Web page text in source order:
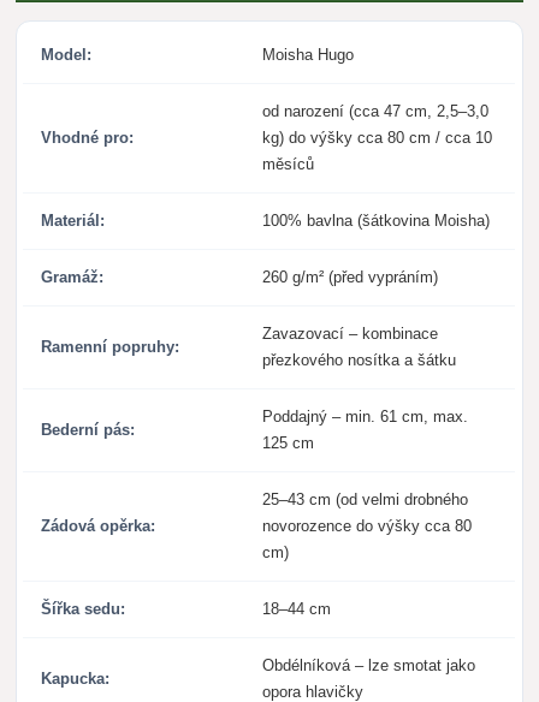
Model: Moisha Hugo
Vhodné pro:
od narození (cca 47 cm, 2,5–3,0
kg) do výšky cca 80 cm / cca 10
měsíců
Materiál: 100% bavlna (šátkovina Moisha)
Gramáž: 260 g/m² (před vypráním)
Ramenní popruhy:
Zavazovací – kombinace
přezkového nosítka a šátku
Bederní pás:
Poddajný – min. 61 cm, max.
125 cm
Zádová opěrka:
25–43 cm (od velmi drobného
novorozence do výšky cca 80
cm)
Šířka sedu: 18–44 cm
Kapucka:
Obdélníková – lze smotat jako
opora hlavičky